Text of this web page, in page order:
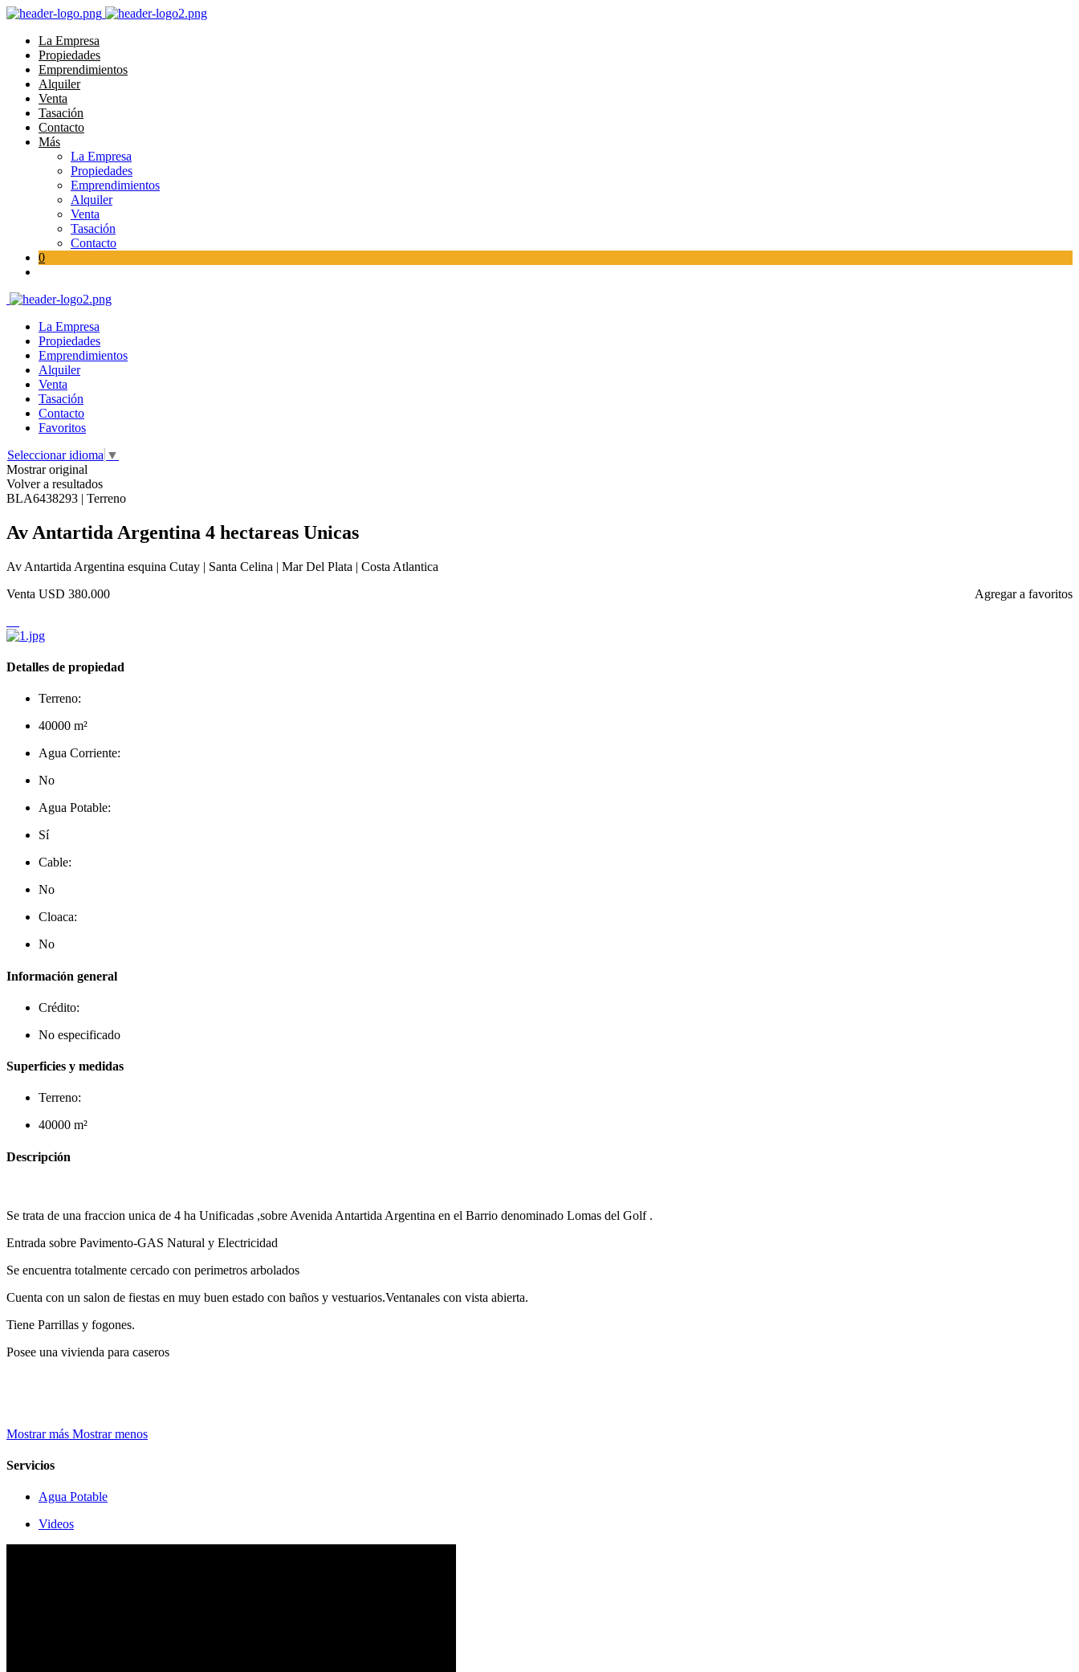
La Empresa
Propiedades
Emprendimientos
Alquiler
Venta
Tasación
Contacto
Más
La Empresa
Propiedades
Emprendimientos
Alquiler
Venta
Tasación
Contacto
0
La Empresa
Propiedades
Emprendimientos
Alquiler
Venta
Tasación
Contacto
Favoritos
Seleccionar idioma ▼
Mostrar original
Volver a resultados
BLA6438293 | Terreno
Av Antartida Argentina 4 hectareas Unicas
Av Antartida Argentina esquina Cutay | Santa Celina | Mar Del Plata | Costa Atlantica
Agregar a favoritos
Venta USD 380.000
Detalles de propiedad
Terreno:
40000 m²
Agua Corriente:
No
Agua Potable:
Sí
Cable:
No
Cloaca:
No
Información general
Crédito:
No especificado
Superficies y medidas
Terreno:
40000 m²
Descripción
Se trata de una fraccion unica de 4 ha Unificadas ,sobre Avenida Antartida Argentina en el Barrio denominado Lomas del Golf .
Entrada sobre Pavimento-GAS Natural y Electricidad
Se encuentra totalmente cercado con perimetros arbolados
Cuenta con un salon de fiestas en muy buen estado con baños y vestuarios.Ventanales con vista abierta.
Tiene Parrillas y fogones.
Posee una vivienda para caseros
Mostrar más Mostrar menos
Servicios
Agua Potable
Videos